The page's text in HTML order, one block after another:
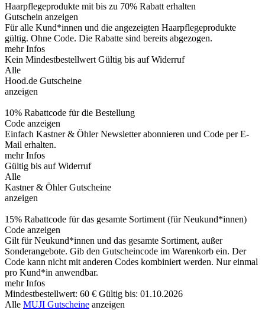
Haarpflegeprodukte mit bis zu 70% Rabatt erhalten
Gutschein anzeigen
Für alle Kund*innen und die angezeigten Haarpflegeprodukte
gültig. Ohne Code. Die Rabatte sind bereits abgezogen.
mehr Infos
Kein Mindestbestellwert Gültig bis auf Widerruf
Alle
Hood.de Gutscheine
anzeigen
10% Rabattcode für die Bestellung
Code anzeigen
Einfach Kastner & Öhler Newsletter abonnieren und Code per E-
Mail erhalten.
mehr Infos
Gültig bis auf Widerruf
Alle
Kastner & Öhler Gutscheine
anzeigen
15% Rabattcode für das gesamte Sortiment (für Neukund*innen)
Code anzeigen
Gilt für Neukund*innen und das gesamte Sortiment, außer
Sonderangebote. Gib den Gutscheincode im Warenkorb ein. Der
Code kann nicht mit anderen Codes kombiniert werden. Nur einmal
pro Kund*in anwendbar.
mehr Infos
Mindestbestellwert: 60 € Gültig bis: 01.10.2026
Alle MUJI Gutscheine anzeigen